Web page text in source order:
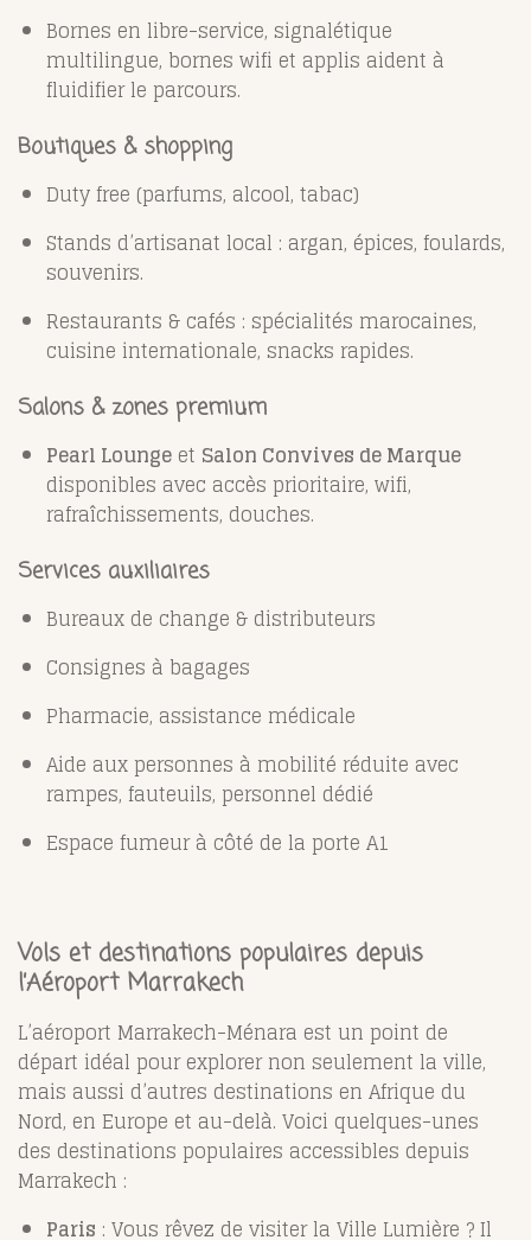
Bornes en libre-service, signalétique
multilingue, bornes wifi et applis aident à
fluidifier le parcours.
Boutiques & shopping
Duty free (parfums, alcool, tabac)
Stands d’artisanat local : argan, épices, foulards,
souvenirs.
Restaurants & cafés : spécialités marocaines,
cuisine internationale, snacks rapides.
Salons & zones premium
Pearl Lounge et Salon Convives de Marque
disponibles avec accès prioritaire, wifi,
rafraîchissements, douches.
Services auxiliaires
Bureaux de change & distributeurs
Consignes à bagages
Pharmacie, assistance médicale
Aide aux personnes à mobilité réduite avec
rampes, fauteuils, personnel dédié
Espace fumeur à côté de la porte A1
Vols et destinations populaires depuis
l’Aéroport Marrakech
L’aéroport Marrakech-Ménara est un point de
départ idéal pour explorer non seulement la ville,
mais aussi d’autres destinations en Afrique du
Nord, en Europe et au-delà. Voici quelques-unes
des destinations populaires accessibles depuis
Marrakech :
Paris : Vous rêvez de visiter la Ville Lumière ? Il